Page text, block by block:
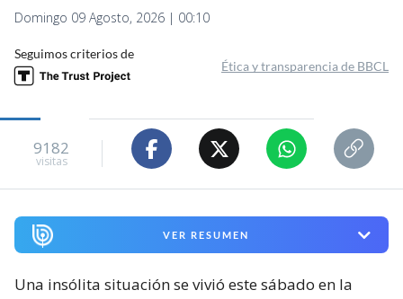
Domingo 09 Agosto, 2026 | 00:10
Seguimos criterios de
Ética y transparencia de BBCL
9182
visitas
VER RESUMEN
Una insólita situación se vivió este sábado en la